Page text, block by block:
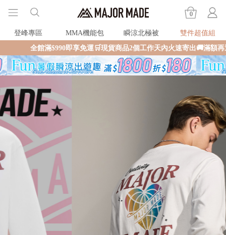
0
登峰專區 MMA機能包 瞬涼北極被
雙件超值組
館滿$990即享免運🛒現貨商品2個工作天內火速寄出🚚滿額再送限量好